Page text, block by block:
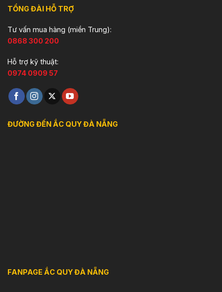
TỔNG ĐÀI HỖ TRỢ
Tư vấn mua hàng (miền Trung):
0868 300 200
Hỗ trợ kỹ thuật:
0974 0909 57
ĐƯỜNG ĐẾN ẮC QUY ĐÀ NẴNG
FANPAGE ẮC QUY ĐÀ NẴNG